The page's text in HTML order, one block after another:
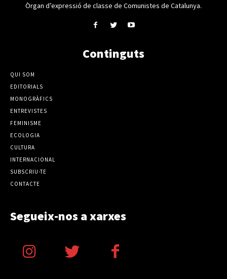
Òrgan d’expressió de classe de Comunistes de Catalunya.
Continguts
QUI SOM
EDITORIALS
MONOGRÀFICS
ENTREVISTES
FEMINISME
ECOLOGIA
CULTURA
INTERNACIONAL
SUBSCRIU-TE
CONTACTE
Segueix-nos a xarxes